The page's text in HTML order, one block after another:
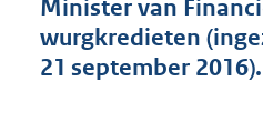
Minister van
wurgkredieten
21 september 2016).